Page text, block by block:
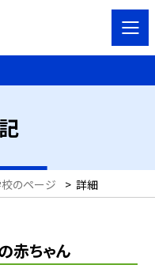
のページ > 詳細
赤ちゃん